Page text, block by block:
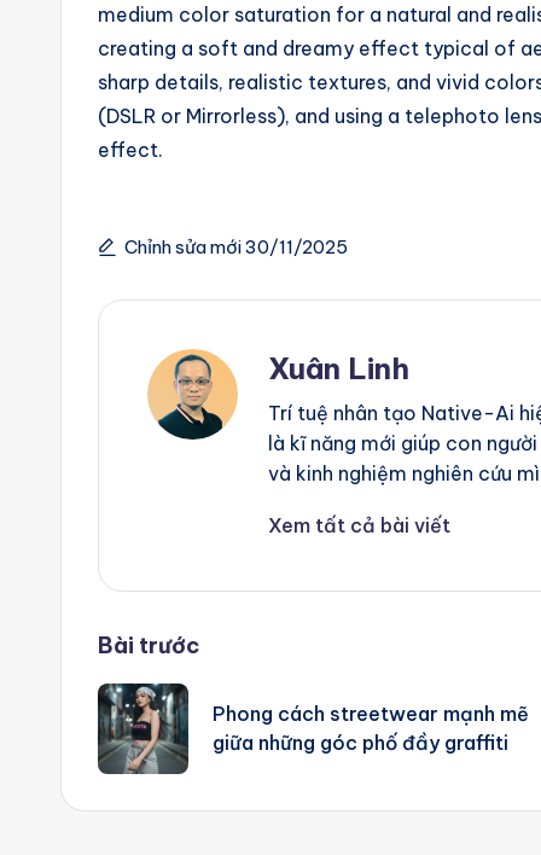
medium color saturation for a natural and
creating a soft and dreamy effect typical of
sharp details, realistic textures, and vivid
(DSLR or Mirrorless), and using a telephoto
effect.
Chỉnh sửa mới 30/11/2025
Xuân Linh
Trí tuệ nhân tạo Native-Ai
là kĩ năng mới giúp con
và kinh nghiệm nghiên cứu
Xem tất cả bài viết
Post
navigation
Bài trước
Phong cách streetwear mạnh mẽ
giữa những góc phố đầy graffiti